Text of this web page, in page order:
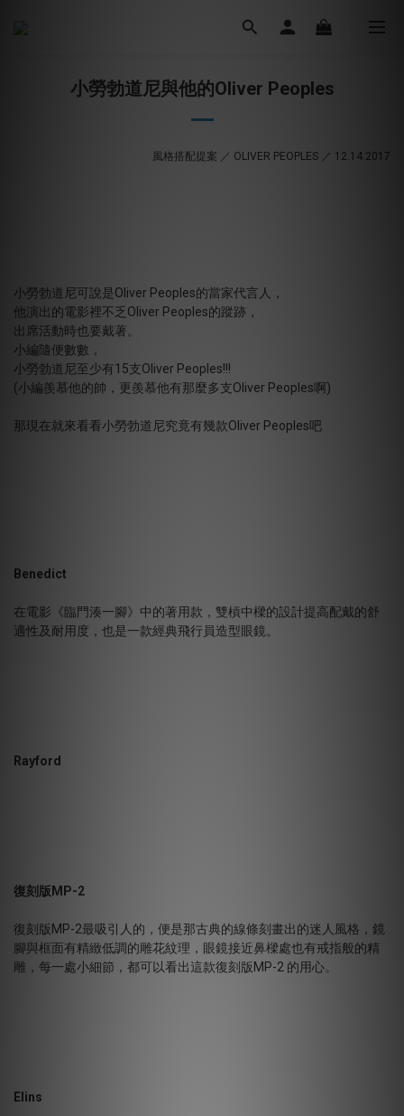
小勞勃道尼與他的Oliver Peoples
風格搭配提案 ／ OLIVER PEOPLES ／ 12.14.2017
小勞勃道尼可說是Oliver Peoples的當家代言人，
他演出的電影裡不乏Oliver Peoples的蹤跡，
出席活動時也要戴著。
小編隨便數數，
小勞勃道尼至少有15支Oliver Peoples!!!
(小編羨慕他的帥，更羨慕他有那麼多支Oliver Peoples啊)
那現在就來看看小勞勃道尼究竟有幾款Oliver Peoples吧
Benedict
在電影《臨門湊一腳》中的著用款，雙槓中樑的設計提高配戴的舒
適性及耐用度，也是一款經典飛行員造型眼鏡。
Rayford
復刻版MP-2
復刻版MP-2最吸引人的，便是那古典的線條刻畫出的迷人風格，鏡
腳與框面有精緻低調的雕花紋理，眼鏡接近鼻樑處也有戒指般的精
雕，每一處小細節，都可以看出這款復刻版MP-2 的用心。
Elins